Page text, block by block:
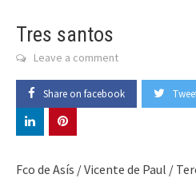
Tres santos
Leave a comment
Share on facebook
Fco de Asís / Vicente de Paul /